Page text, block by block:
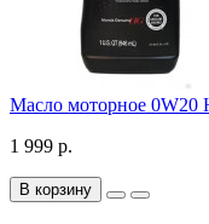
Масло моторное 0W20
1 999 р.
В корзину